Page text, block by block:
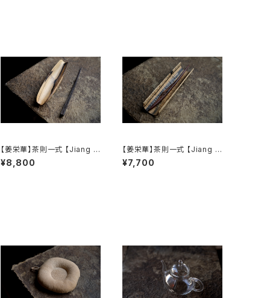
【姜栄華】茶則一式 【Jiang R
onghua】A complete tea t
ray set
¥8,800
【姜栄華】茶則一式 【Jiang R
onghua】A complete tea t
ray set
¥7,700